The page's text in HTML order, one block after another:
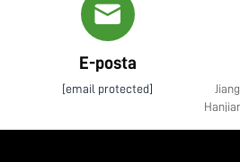
E-posta
[email protected]